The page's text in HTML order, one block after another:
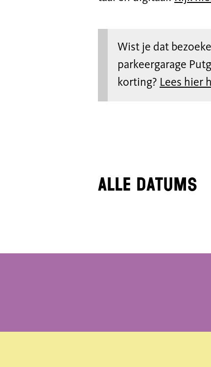
Wist je dat
parkeergarage
korting? Lees hier
Alle datums